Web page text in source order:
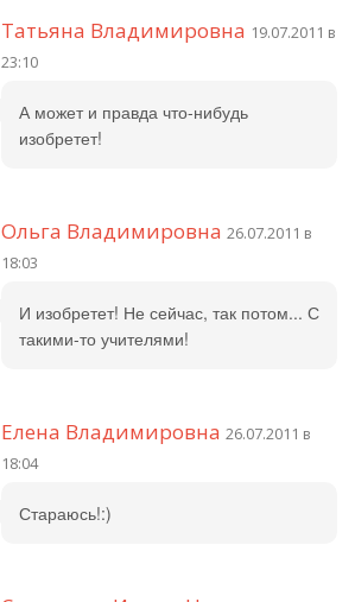
Татьяна Владимировна 19.07.2011 в
23:10
А может и правда что-нибудь
изобретет!
Ольга Владимировна 26.07.2011 в
18:03
И изобретет! Не сейчас, так потом... С
такими-то учителями!
Елена Владимировна 26.07.2011 в
18:04
Стараюсь!:)